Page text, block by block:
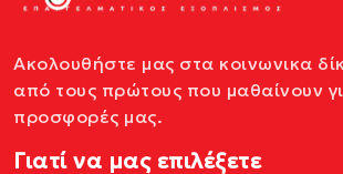
Ακολουθήστε μας στα κοινωνικα
από τους πρώτους που μαθαίνουν
προσφορές μας.
Γιατί να μας επιλέξετε